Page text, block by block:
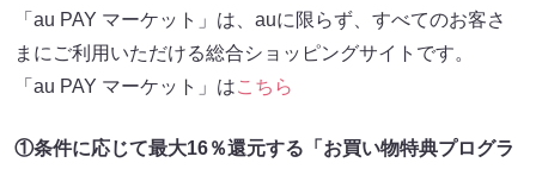
「au PAY マーケット」は、auに限らず、すべてのお客さ
まにご利用いただける総合ショッピングサイトです。
「au PAY マーケット」はこちら
①条件に応じて最大16％還元する「お買い物特典プログラ